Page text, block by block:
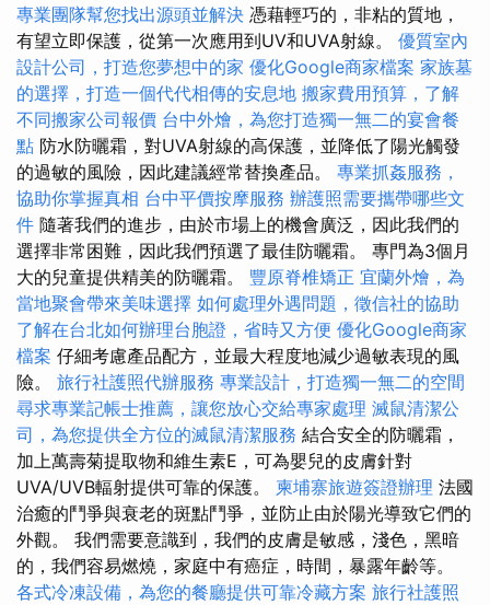
專業團隊幫您找出源頭並解決 憑藉輕巧的，非粘的質地，
有望立即保護，從第一次應用到UV和UVA射線。 優質室內
設計公司，打造您夢想中的家 優化Google商家檔案 家族墓
的選擇，打造一個代代相傳的安息地 搬家費用預算，了解
不同搬家公司報價 台中外燴，為您打造獨一無二的宴會餐
點 防水防曬霜，對UVA射線的高保護，並降低了陽光觸發
的過敏的風險，因此建議經常替換產品。 專業抓姦服務，
協助你掌握真相 台中平價按摩服務 辦護照需要攜帶哪些文
件 隨著我們的進步，由於市場上的機會廣泛，因此我們的
選擇非常困難，因此我們預選了最佳防曬霜。 專門為3個月
大的兒童提供精美的防曬霜。 豐原脊椎矯正 宜蘭外燴，為
當地聚會帶來美味選擇 如何處理外遇問題，徵信社的協助
了解在台北如何辦理台胞證，省時又方便 優化Google商家
檔案 仔細考慮產品配方，並最大程度地減少過敏表現的風
險。 旅行社護照代辦服務 專業設計，打造獨一無二的空間
尋求專業記帳士推薦，讓您放心交給專家處理 滅鼠清潔公
司，為您提供全方位的滅鼠清潔服務 結合安全的防曬霜，
加上萬壽菊提取物和維生素E，可為嬰兒的皮膚針對
UVA/UVB輻射提供可靠的保護。 柬埔寨旅遊簽證辦理 法國
治癒的鬥爭與衰老的斑點鬥爭，並防止由於陽光導致它們的
外觀。 我們需要意識到，我們的皮膚是敏感，淺色，黑暗
的，我們容易燃燒，家庭中有癌症，時間，暴露年齡等。
各式冷凍設備，為您的餐廳提供可靠冷藏方案 旅行社護照